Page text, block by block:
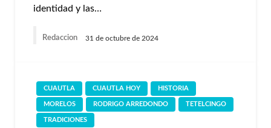
identidad y las…
Redaccion 31 de octubre de 2024
CUAUTLA CUAUTLA HOY HISTORIA
MORELOS RODRIGO ARREDONDO TETELCINGO
TRADICIONES